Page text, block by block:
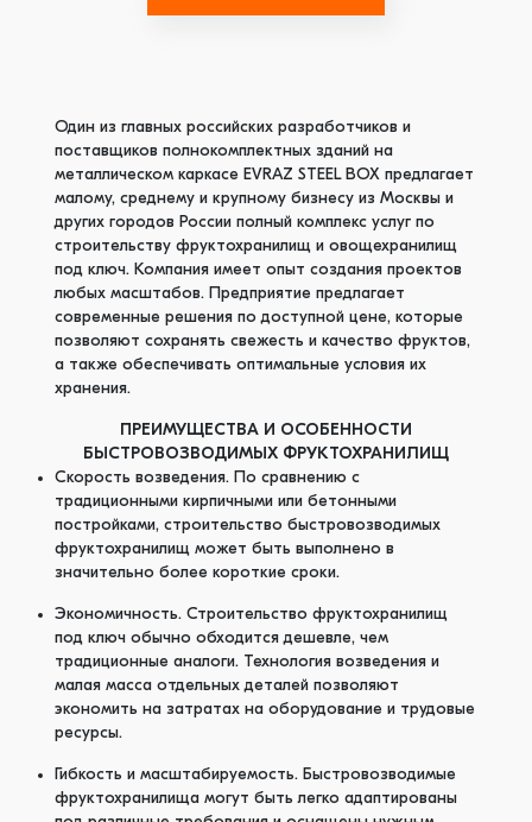
Один из главных российских разработчиков и
поставщиков полнокомплектных зданий на
металлическом каркасе EVRAZ STEEL BОХ предлагает
малому, среднему и крупному бизнесу из Москвы и
других городов России полный комплекс услуг по
строительству фруктохранилищ и овощехранилищ
под ключ. Компания имеет опыт создания проектов
любых масштабов. Предприятие предлагает
современные решения по доступной цене, которые
позволяют сохранять свежесть и качество фруктов,
а также обеспечивать оптимальные условия их
хранения.
ПРЕИМУЩЕСТВА И ОСОБЕННОСТИ
БЫСТРОВОЗВОДИМЫХ ФРУКТОХРАНИЛИЩ
Скорость возведения. По сравнению с
традиционными кирпичными или бетонными
постройками, строительство быстровозводимых
фруктохранилищ может быть выполнено в
значительно более короткие сроки.
Экономичность. Строительство фруктохранилищ
под ключ обычно обходится дешевле, чем
традиционные аналоги. Технология возведения и
малая масса отдельных деталей позволяют
экономить на затратах на оборудование и трудовые
ресурсы.
Гибкость и масштабируемость. Быстровозводимые
фруктохранилища могут быть легко адаптированы